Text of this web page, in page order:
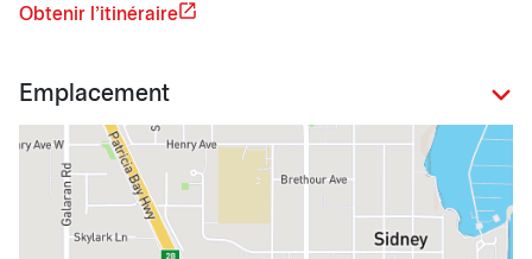
Obtenir l'itinéraire
Emplacement